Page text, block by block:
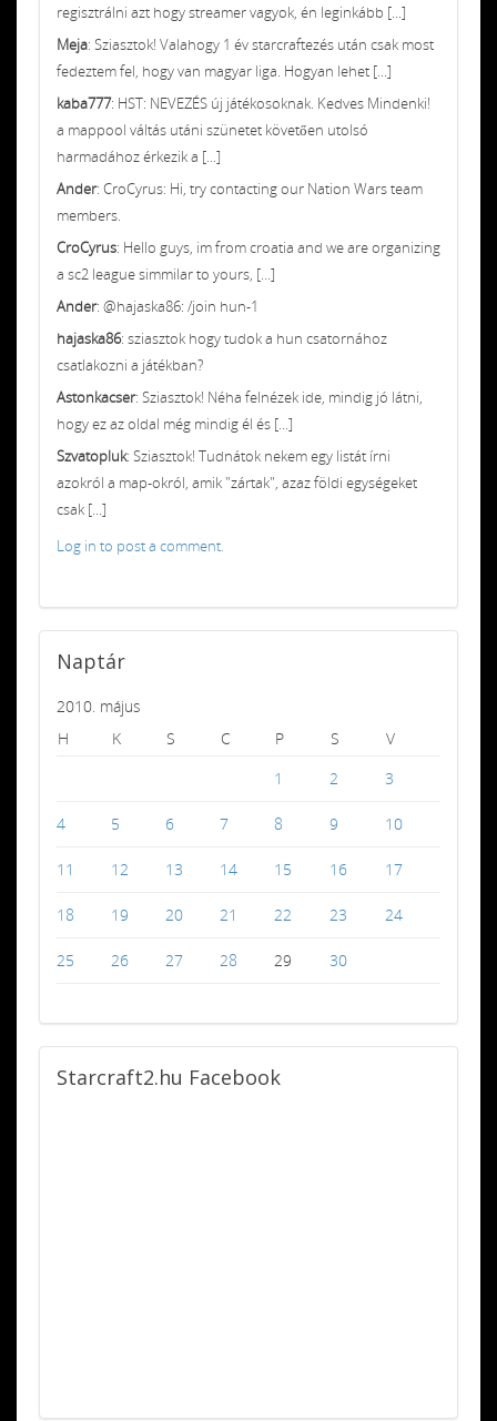
regisztrálni azt hogy streamer vagyok, én leginkább [...]
Meja: Sziasztok! Valahogy 1 év starcraftezés után csak most
fedeztem fel, hogy van magyar liga. Hogyan lehet [...]
kaba777: HST: NEVEZÉS új játékosoknak. Kedves Mindenki!
a mappool váltás utáni szünetet követően utolsó
harmadához érkezik a [...]
Ander: CroCyrus: Hi, try contacting our Nation Wars team
members.
CroCyrus: Hello guys, im from croatia and we are organizing
a sc2 league simmilar to yours, [...]
Ander: @hajaska86: /join hun-1
hajaska86: sziasztok hogy tudok a hun csatornához
csatlakozni a játékban?
Astonkacser: Sziasztok! Néha felnézek ide, mindig jó látni,
hogy ez az oldal még mindig él és [...]
Szvatopluk: Sziasztok! Tudnátok nekem egy listát írni
azokról a map-okról, amik "zártak", azaz földi egységeket
csak [...]
Log in to post a comment.
Naptár
2010. május
H
K S C P S
V
1
2 3
4 5 6 7 8 9 10
11 12 13 14 15 16 17
18 19 20 21 22 23 24
25 26 27 28 29 30
Starcraft2.hu Facebook